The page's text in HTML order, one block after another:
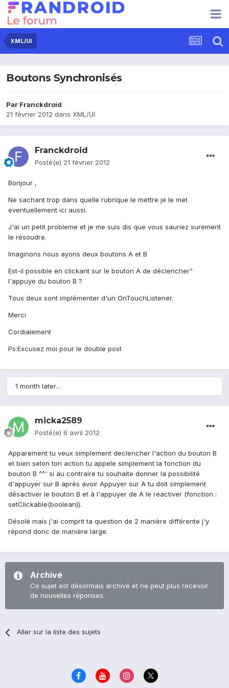
XML/UI
Boutons Synchronisés
Par Franckdroid
21 février 2012 dans XML/UI
Franckdroid
Posté(e) 21 février 2012
Bonjour ,
Ne sachant trop dans quelle rubrique le mettre je le met
eventuellement ici aussi.
J'ai un petit probleme et je me suis dis que vous sauriez surement
le résoudre.
Imaginons nous ayons deux boutons A et B
Est-il possible en clickant sur le bouton A de déclencher"
l'appuye du bouton B ?
Tous deux sont implémenter d'un OnTouchListener.
Merci
Cordialement
Ps:Excusez moi pour le double post
1 month later...
micka2589
Posté(e) 6 avril 2012
Apparement tu veux simplement declencher l'action du bouton B
et bien selon ton action tu appele simplement la fonction du
bouton B ^^' si au contraire tu souhaite donner la possibilité
d'appuyer sur B après avoir Appuyer sur A tu doit simplement
désactiver le bouton B et à l'appuyer de A le reactiver (fonction :
setClickable(boolean)).
Désolé mais j'ai comprit ta question de 2 manière différente j'y
répond donc de manière large.
Archivé
Ce sujet est désormais archivé et ne peut plus recevoir
de nouvelles réponses.
Aller sur la liste des sujets